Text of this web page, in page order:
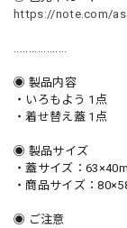
https://note.com/
◉ 製品内容
・いろもよう 1点
・着せ替え蓋 1点
◉ 製品サイズ
・蓋サイズ：
・商品サイズ：
◉ ご注意